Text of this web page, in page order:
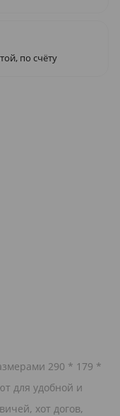
по счёту
290 * 179 *
для удобной и
хот догов,